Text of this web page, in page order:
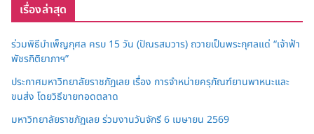
เรื่องล่าสุด
ร่วมพิธีบำเพ็ญกุศล ครบ 15 วัน (ปัณรสมวาร) ถวายเป็นพระกุศลแด่ “เจ้าฟ้า
พัชรกิติยาภาฯ”
ประกาศมหาวิทยาลัยราชภัฏเลย เรื่อง การจำหน่ายครุภัณฑ์ยานพาหนะและ
ขนส่ง โดยวิธีขายทอดตลาด
มหาวิทยาลัยราชภัฏเลย ร่วมงานวันจักรี 6 เมษายน 2569